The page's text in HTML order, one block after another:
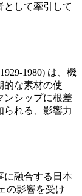
として牽引して
1980) は、機
的な素材の使
ンシップに根差
られる、影響力
に融合する日本
の影響を受け